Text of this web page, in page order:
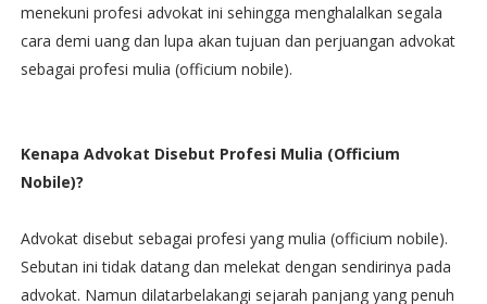
menekuni profesi advokat ini sehingga menghalalkan segala
cara demi uang dan lupa akan tujuan dan perjuangan advokat
sebagai profesi mulia (officium nobile).
Kenapa Advokat Disebut Profesi Mulia (Officium
Nobile)?
Advokat disebut sebagai profesi yang mulia (officium nobile).
Sebutan ini tidak datang dan melekat dengan sendirinya pada
advokat. Namun dilatarbelakangi sejarah panjang yang penuh